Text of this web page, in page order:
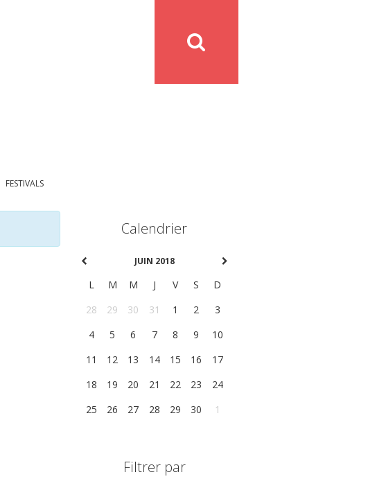
FESTIVALS
Calendrier
JUIN 2018
L M M J V S
D
28
29 30 31 1 2
3
4
5 6 7 8 9
10
11
12 13 14 15 16
17
18
19 20 21 22 23
24
25
26 27 28 29 30 1
Filtrer par